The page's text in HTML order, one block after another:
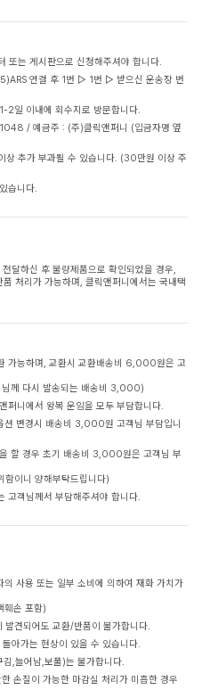
또는 게시판으로 신청해주셔야 합니다.
연결 후 1번 ▷ 1번 ▷ 받으신 운송장 번
2일 이내에 회수지로 방문합니다.
/ 예금주 : (주)클릭앤퍼니 (입금자명 옆
상 추가 부과될 수 있습니다. (30만원 이상 주
습니다.
달하신 후 불량제품으로 확인되었을 경우,
처리가 가능하며, 클릭앤퍼니에서는 국내택
가능하며, 교환시 교환배송비 6,000원은 고
께 다시 발송되는 배송비 3,000)
퍼니에서 왕복 운임을 모두 부담합니다.
션 변경시 배송비 3,000원 고객님 부담입니
할 경우 초기 배송비 3,000원은 고객님 부
함이니 양해부탁드립니다)
고객님께서 부담해주셔야 합니다.
사용 또는 일부 소비에 의하여 재화 가치가
훼손 포함)
발견되어도 교환/반품이 불가합니다.
아가는 현상이 있을 수 있습니다.
,늘어남,보풀)는 불가합니다.
손질이 가능한 마감실 처리가 미흡한 경우